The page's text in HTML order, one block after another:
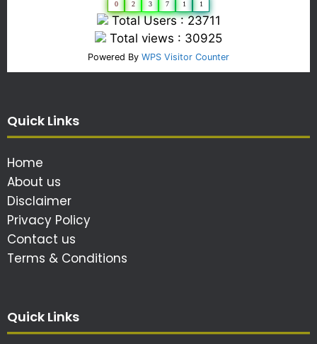
0 2 3 7 1 1
Total Users : 23711
Total views : 30925
Powered By WPS Visitor Counter
Quick Links
Home
About us
Disclaimer
Privacy Policy
Contact us
Terms & Conditions
Quick Links